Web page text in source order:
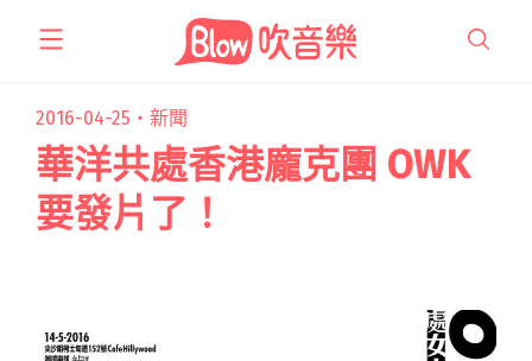
2016-04-25・ 新聞
華洋共處香港龐克團 OWK
要發片了！